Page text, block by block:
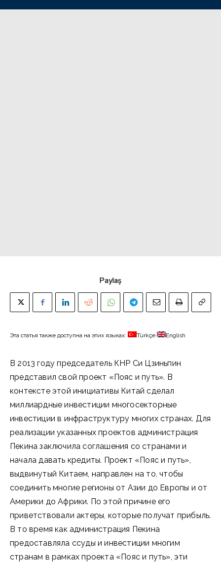
Paylaş
Эта статья также доступна на этих языках: Türkçe English
В 2013 году председатель КНР Си Цзиньпин
представил свой проект «Пояс и путь». В
контексте этой инициативы Китай сделал
миллиардные инвестиции многосекторные
инвестиции в инфраструктуру многих странах. Для
реализации указанных проектов администрация
Пекина заключила соглашения со странами и
начала давать кредиты. Проект «Пояс и путь»,
выдвинутый Китаем, направлен на то, чтобы
соединить многие регионы от Азии до Европы и от
Америки до Африки. По этой причине его
приветствовали актеры, которые получат прибыль.
В то время как администрация Пекина
предоставляла ссуды и инвестиции многим
странам в рамках проекта «Пояс и путь», эти